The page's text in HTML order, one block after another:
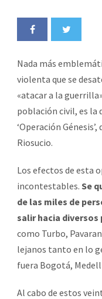
Nada más
violenta que se
«atacar a la
población civil, es la
‘Operación
Riosucio.
Los efectos de esta
incontestables. Se
de las miles de
salir hacia diversos
como Turbo,
lejanos tanto en lo
fuera Bogotá,
Al cabo de estos